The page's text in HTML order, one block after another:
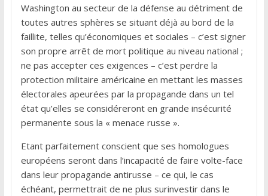
Washington au secteur de la défense au détriment de
toutes autres sphères se situant déjà au bord de la
faillite, telles qu’économiques et sociales – c’est signer
son propre arrêt de mort politique au niveau national ;
ne pas accepter ces exigences – c’est perdre la
protection militaire américaine en mettant les masses
électorales apeurées par la propagande dans un tel
état qu’elles se considéreront en grande insécurité
permanente sous la « menace russe ».
Etant parfaitement conscient que ses homologues
européens seront dans l’incapacité de faire volte-face
dans leur propagande antirusse – ce qui, le cas
échéant, permettrait de ne plus surinvestir dans le